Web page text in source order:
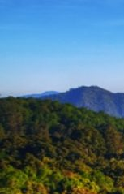
content